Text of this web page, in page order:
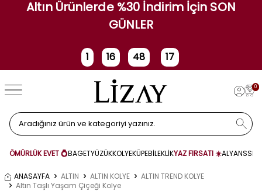
Altın Ürünlerde %30 İndirim İçin SON
GÜNLER
1
Gün
16
Saat
48 17
0
ÖMÜRLÜK EVET 💍BAGETYÜZÜKKOLYEKÜPEBİLEKLİKYAZ FIRSATI ☀️ALYANS
ANASAYFA ALTIN ALTIN KOLYE
ALTIN TREND KOLYE
Altın Taşlı Yaşam Çiçeği Kolye